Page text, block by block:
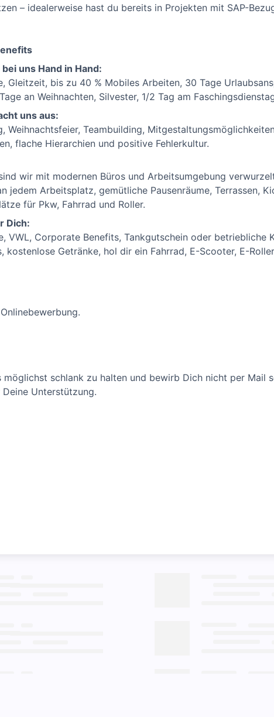
– idealerweise hast du bereits in Projekten mit SAP-
uns Hand in Hand:
Gleitzeit, bis zu 40 % Mobiles Arbeiten, 30 Tage
an Weihnachten, Silvester, 1/2 Tag am
uns aus:
Weihnachtsfeier, Teambuilding,
flache Hierarchien und positive Fehlerkultur.
wir mit modernen Büros und Arbeitsumgebung
jedem Arbeitsplatz, gemütliche Pausenräume, Terrassen,
für Pkw, Fahrrad und Roller.
Dich:
VWL, Corporate Benefits, Tankgutschein oder betriebliche
kostenlose Getränke, hol dir ein Fahrrad, E-Scooter, E-
möglichst schlank zu halten und bewirb Dich nicht per Mail
Unterstützung.